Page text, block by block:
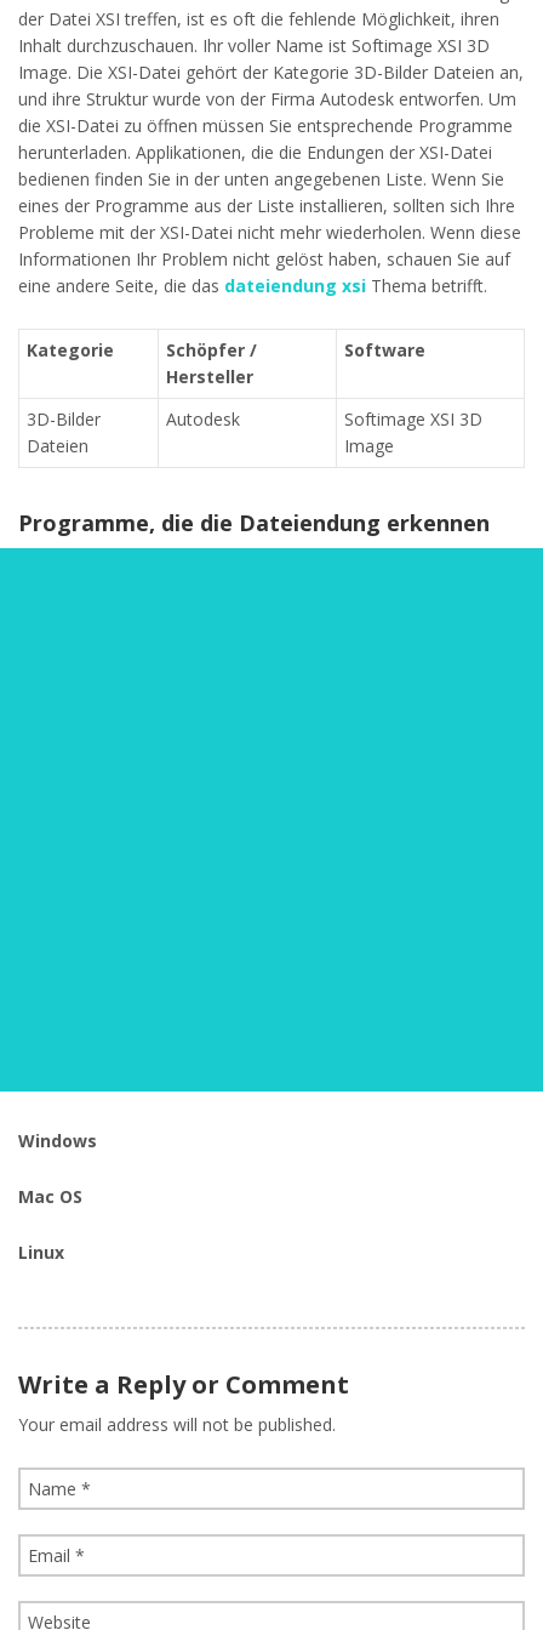
der Datei XSI treffen, ist es oft die fehlende Möglichkeit, ihren
Inhalt durchzuschauen. Ihr voller Name ist Softimage XSI 3D
Image. Die XSI-Datei gehört der Kategorie 3D-Bilder Dateien an,
und ihre Struktur wurde von der Firma Autodesk entworfen. Um
die XSI-Datei zu öffnen müssen Sie entsprechende Programme
herunterladen. Applikationen, die die Endungen der XSI-Datei
bedienen finden Sie in der unten angegebenen Liste. Wenn Sie
eines der Programme aus der Liste installieren, sollten sich Ihre
Probleme mit der XSI-Datei nicht mehr wiederholen. Wenn diese
Informationen Ihr Problem nicht gelöst haben, schauen Sie auf
eine andere Seite, die das dateiendung xsi Thema betrifft.
Kategorie
Schöpfer /
Hersteller
Software
3D-Bilder
Dateien
Autodesk
Softimage XSI 3D
Image
Programme, die die Dateiendung erkennen
Windows
Mac OS
Linux
Write a Reply or Comment
Your email address will not be published.